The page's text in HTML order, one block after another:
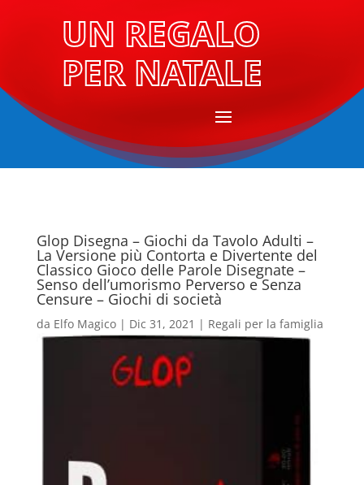
UN REGALO
PER NATALE
Glop Disegna – Giochi da Tavolo Adulti –
La Versione più Contorta e Divertente del
Classico Gioco delle Parole Disegnate –
Senso dell’umorismo Perverso e Senza
Censure – Giochi di società
da Elfo Magico| Dic 31, 2021 | Regali per la famiglia